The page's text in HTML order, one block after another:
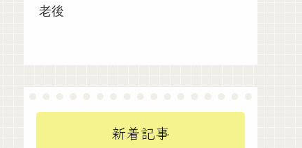
老後
新着記事